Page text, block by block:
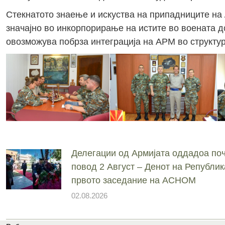
Стекнатото знаење и искуства на припадниците
значајно во инкорпорирање на истите во
овозможува побрза интеграција на АРМ во
Делегации од Армијата оддадоа
повод 2 Август – Денот на
првото заседание на АСНОМ
02.08.2026